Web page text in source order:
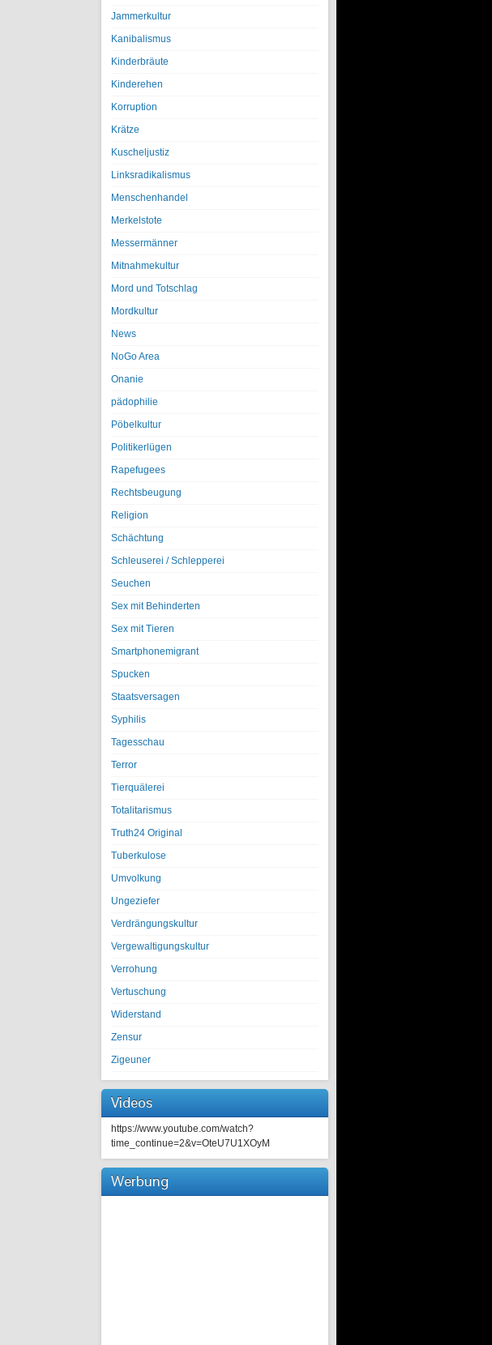
Jammerkultur
Kanibalismus
Kinderbräute
Kinderehen
Korruption
Krätze
Kuscheljustiz
Linksradikalismus
Menschenhandel
Merkelstote
Messermänner
Mitnahmekultur
Mord und Totschlag
Mordkultur
News
NoGo Area
Onanie
pädophilie
Pöbelkultur
Politikerlügen
Rapefugees
Rechtsbeugung
Religion
Schächtung
Schleuserei / Schlepperei
Seuchen
Sex mit Behinderten
Sex mit Tieren
Smartphonemigrant
Spucken
Staatsversagen
Syphilis
Tagesschau
Terror
Tierquälerei
Totalitarismus
Truth24 Original
Tuberkulose
Umvolkung
Ungeziefer
Verdrängungskultur
Vergewaltigungskultur
Verrohung
Vertuschung
Widerstand
Zensur
Zigeuner
Videos
https://www.youtube.com/watch?
time_continue=2&v=OteU7U1XOyM
Werbung